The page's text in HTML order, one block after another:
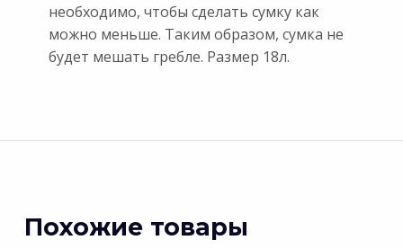
необходимо, чтобы сделать сумку как
можно меньше. Таким образом, сумка не
будет мешать гребле. Размер 18л.
Похожие товары